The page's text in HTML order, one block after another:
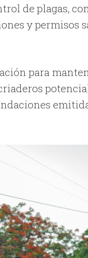
de plagas,
y permisos
para